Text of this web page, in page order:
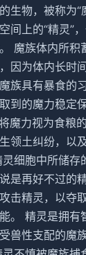
生物，被称为“
间上的“精灵”
魔族体内所积
因为体内长时
族具有暴食的
到的魔力稳定
魔力视为食粮
领土纠纷，以
细胞中所储存
是再好不过的
击精灵，以夺
。 精灵是拥有
兽性支配的魔